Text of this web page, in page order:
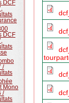
DCF
DCF
/
Mono
/